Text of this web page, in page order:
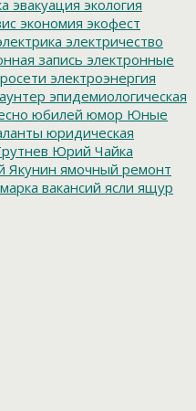
эвакуация экология
экономия экофест
электричество
запись электронные
электроэнергия
эпидемиологическая
юбилей юмор Юные
юридическая
Юрий Чайка
Якунин ямочный ремонт
вакансий ясли ящур